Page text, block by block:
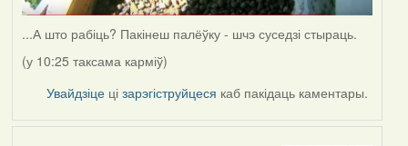
...А што рабіць? Пакінеш палёўку - шчэ суседзі стыраць.
(у 10:25 таксама карміў)
Увайдзіце цізарэгіструйцеся каб пакідаць каментары.